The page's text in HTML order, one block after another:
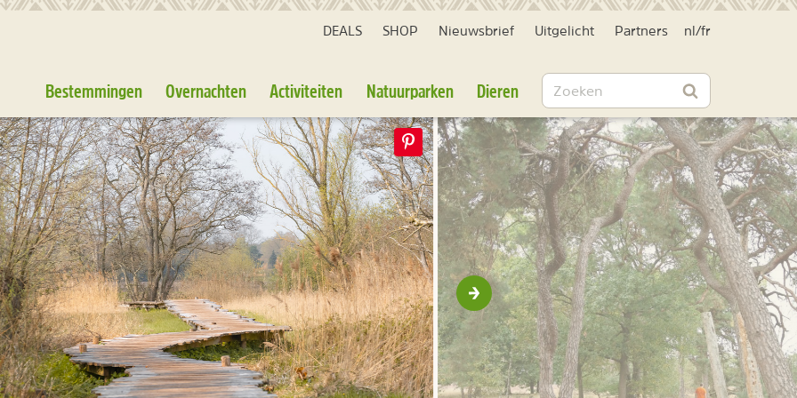
DEALS SHOP Nieuwsbrief Uitgelicht Partners nl /fr
Bestemmingen Overnachten Activiteiten Natuurparken Dieren Zoeken
Zoeken
Volgende